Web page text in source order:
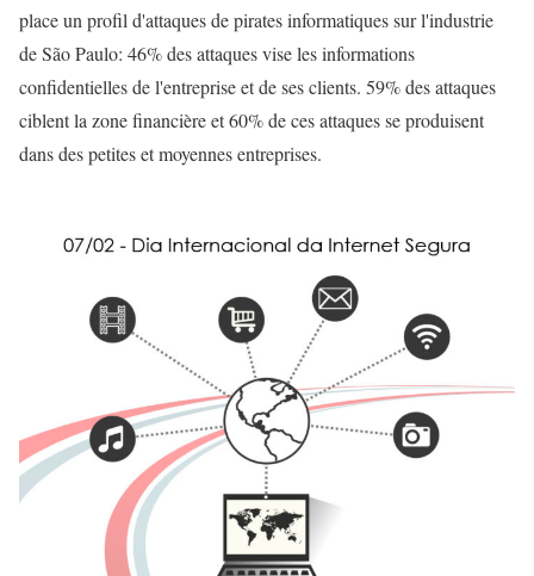
place un profil d'attaques de pirates informatiques sur l'industrie
de São Paulo: 46% des attaques vise les informations
confidentielles de l'entreprise et de ses clients. 59% des attaques
ciblent la zone financière et 60% de ces attaques se produisent
dans des petites et moyennes entreprises.